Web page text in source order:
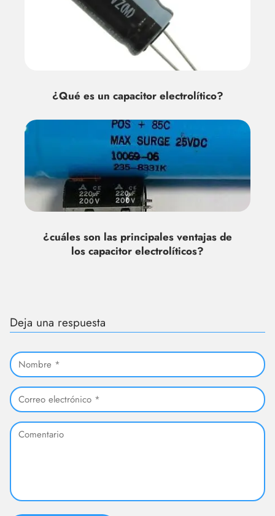
¿Qué es un capacitor electrolítico?
¿cuáles son las principales ventajas de
los capacitor electrolíticos?
Deja una respuesta